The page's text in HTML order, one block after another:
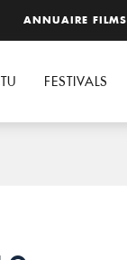
ANNUAIRE FILMS
FESTIVALS